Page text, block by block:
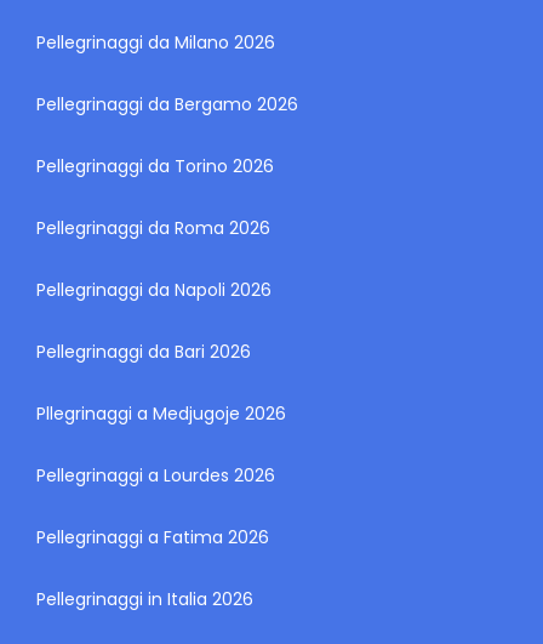
Pellegrinaggi da Milano 2026
Pellegrinaggi da Bergamo 2026
Pellegrinaggi da Torino 2026
Pellegrinaggi da Roma 2026
Pellegrinaggi da Napoli 2026
Pellegrinaggi da Bari 2026
Pllegrinaggi a Medjugoje 2026
Pellegrinaggi a Lourdes 2026
Pellegrinaggi a Fatima 2026
Pellegrinaggi in Italia 2026